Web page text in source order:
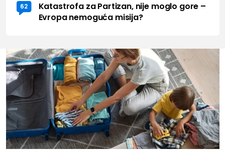
62
Katastrofa za Partizan, nije moglo gore –
Evropa nemoguća misija?